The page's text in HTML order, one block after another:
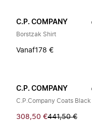
C.P. COMPANY
Borstzak Shirt
Vanaf178 €
C.P. COMPANY
C.P.Company Coats Black
308,50 €441,50 €